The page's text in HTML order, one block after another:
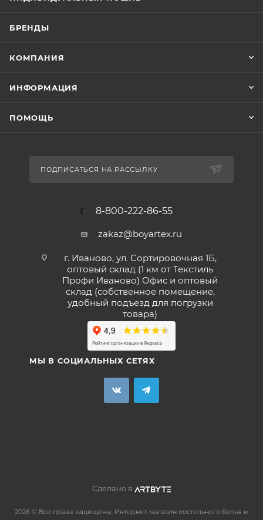
БРЕНДЫ
КОМПАНИЯ
ИНФОРМАЦИЯ
ПОМОЩЬ
ПОДПИСАТЬСЯ НА РАССЫЛКУ
8-800-222-86-55
zakaz@boyartex.ru
г. Иваново, ул. Сортировочная 1Б,
оптовый склад (1 км от Текстиль
Профи Иваново) Офис и оптовый
склад (собственное помещение,
удобный подъезд для погрузки
товара)
МЫ В СОЦИАЛЬНЫХ СЕТЯХ
Сделано в
2026 © Все права защищены. Интернет-магазин постельного белья и